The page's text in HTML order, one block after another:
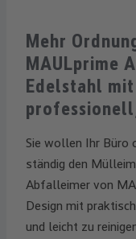
Mehr
MAULprime
Edelstahl
Sie wollen Ihr Büro
ständig den
Abfalleimer von
Design mit
und leicht zu